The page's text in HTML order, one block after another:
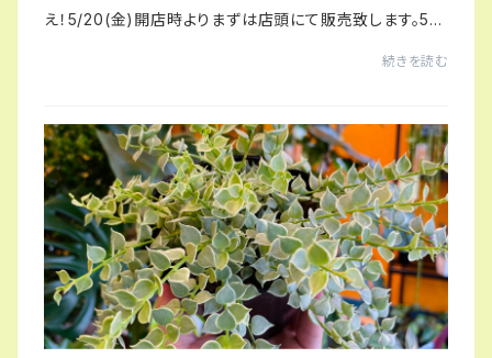
え！5/20(金)開店時よりまずは店頭にて販売致します。5/2
続きを読む